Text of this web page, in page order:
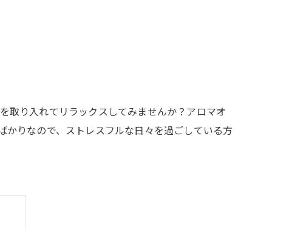
取り入れてリラックスしてみませんか？アロマオ
りなので、ストレスフルな日々を過ごしている方